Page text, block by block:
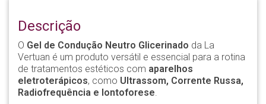
Descrição
O Gel de Condução Neutro Glicerinado da La
Vertuan é um produto versátil e essencial para a rotina
de tratamentos estéticos com aparelhos
eletroterápicos, como Ultrassom, Corrente Russa,
Radiofrequência e Iontoforese.